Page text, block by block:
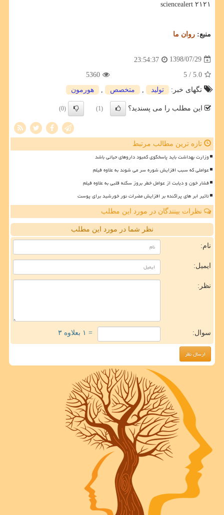
sciencealert ۲۱۲۱
منبع: روان ما
1398/07/29
23:54:37
5.0
/ 5
5360
تگهای خبر:
تولید متخصص هورمون
این مطلب را می پسندید؟ (1)
(0)
تازه ترین مطالب مرتبط
وزارت بهداشت باید پاسخگوی کمبود داروهای حیاتی باشد
عواملی که سبب افزایش شوره سر می شوند به علاوه فیلم
فشار خون و دیابت از عوامل خطر بروز سکته قلبی به علاوه فیلم
تاثیر ابر های پراکنده بر افزایش مضرات نور خورشید برای پوست
نظرات بینندگان در مورد این مطلب
نظر شما در مورد این مطلب
نام:
ایمیل:
نظر:
سوال: = ۱ بعلاوه ۳